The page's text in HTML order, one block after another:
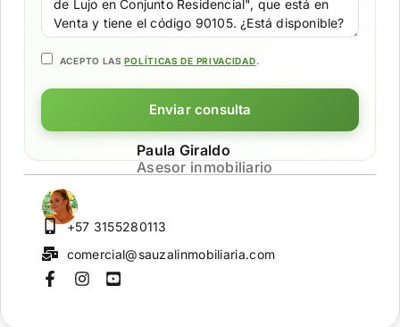
ACEPTO LASPOLÍTICAS DE PRIVACIDAD.
Enviar consulta
Paula Giraldo
Asesor inmobiliario
+57 3155280113
comercial@sauzalinmobiliaria.com